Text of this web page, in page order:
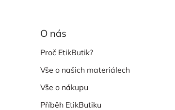
O nás
Proč EtikButik?
Vše o našich materiálech
Vše o nákupu
Příběh EtikButiku